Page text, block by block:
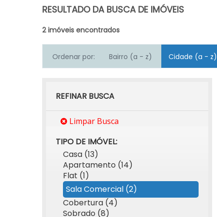
RESULTADO DA BUSCA DE IMÓVEIS
2 imóveis encontrados
Ordenar por: Bairro (a - z) Cidade (a - z)
REFINAR BUSCA
Limpar Busca
TIPO DE IMÓVEL:
Casa (13)
Apartamento (14)
Flat (1)
Sala Comercial (2)
Cobertura (4)
Sobrado (8)